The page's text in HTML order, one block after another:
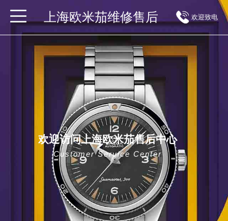
上海欧米茄维修售后 欢迎致电
欢迎访问上海欧米茄售后中心
Customer Service Center